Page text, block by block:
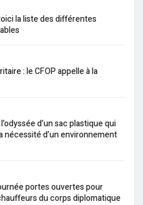
la liste des différentes
: le CFOP appelle à la
d’un sac plastique qui
nécessité d’un environnement
portes ouvertes pour
du corps diplomatique